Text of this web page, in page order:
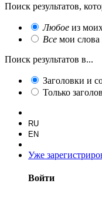
Поиск результатов,
Любое из
Все мои слова
Поиск результатов в...
Заголовки и
Только
RU
EN
Уже
Войти